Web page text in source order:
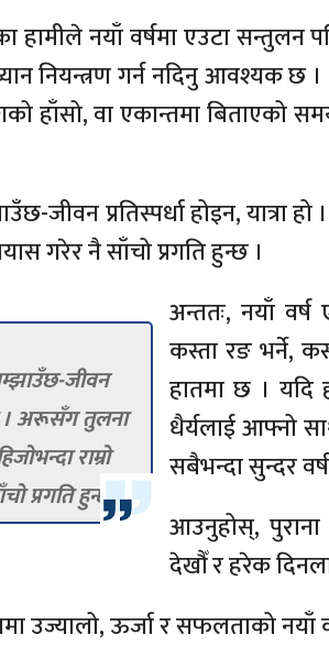
नयाँ वर्षमा एउटा सन्तुलन
नियन्त्रण गर्न नदिनु आवश्यक छ
हाँसो, वा एकान्तमा बिताएको
जीवन प्रतिस्पर्धा होइन,
गरेर नै साँचो प्रगति हुन्छ ।
जीवन
। अरूसँग तुलना
राम्रो
प्रगति हुन्छ ।
अन्ततः, नयाँ
कस्ता रङ भर्ने,
हातमा छ । यदि
धैर्यलाई आफ्नो
सबैभन्दा सुन्दर
आउनुहोस्,
देखौँ र हरेक
उज्यालो, ऊर्जा र सफलताको